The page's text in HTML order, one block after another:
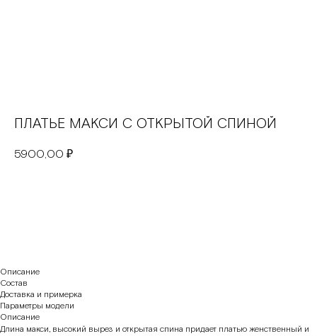
ПЛАТЬЕ МАКСИ С ОТКРЫТОЙ СПИНОЙ
5900,00 ₽
Описание
Состав
Доставка и примерка
Параметры модели
Описание
Длина макси, высокий вырез и открытая спина придает платью женственный и